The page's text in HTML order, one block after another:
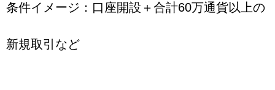
条件イメージ：口座開設＋合計60万通貨以上の
新規取引など